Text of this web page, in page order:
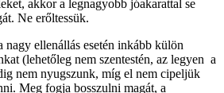
akkor a legnagyobb jóakarattal se
Ne erőltessük.
ellenállás esetén inkább külön
(lehetőleg nem szentestén, az legyen a
nem nyugszunk, míg el nem cipeljük
Meg fogja bosszulni magát, a